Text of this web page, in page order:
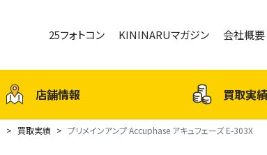
25フォトコン KININARUマガジン 会社概要
店舗情報 買取実績
買取実績 プリメインアンプ Accuphase アキュフェーズ E-303X